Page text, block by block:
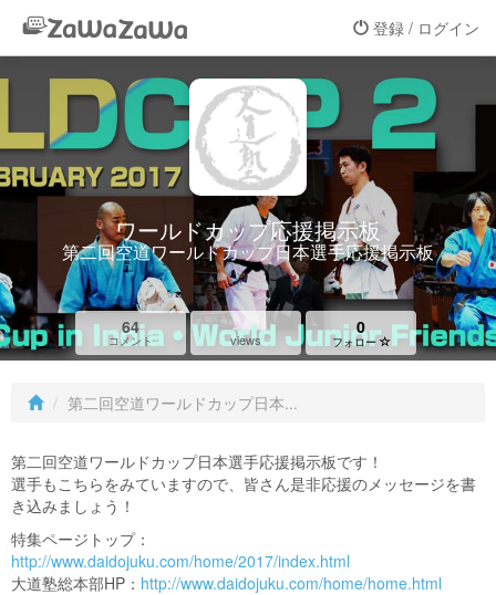
登録 / ログイン
ワールドカップ応援掲示板
第二回空道ワールドカップ日本選手応援掲示板
64
コメント views
0
フォロー
第二回空道ワールドカップ日本...
第二回空道ワールドカップ日本選手応援掲示板です！
選手もこちらをみていますので、皆さん是非応援のメッセージを書
き込みましょう！
特集ページトップ：
http://www.daidojuku.com/home/2017/index.html
大道塾総本部HP： http://www.daidojuku.com/home/home.html